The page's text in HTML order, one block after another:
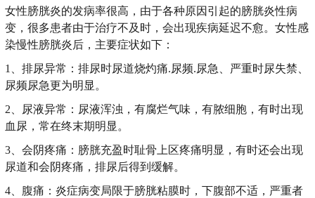
女性膀胱炎的发病率很高，由于各种原因引起的膀胱炎性病
变，很多患者由于治疗不及时，会出现疾病延迟不愈。女性感
染慢性膀胱炎后，主要症状如下：
1、排尿异常：排尿时尿道烧灼痛.尿频.尿急、严重时尿失禁、
尿频尿急更为明显。
2、尿液异常：尿液浑浊，有腐烂气味，有脓细胞，有时出现
血尿，常在终末期明显。
3、会阴疼痛：膀胱充盈时耻骨上区疼痛明显，有时还会出现
尿道和会阴疼痛，排尿后得到缓解。
4、腹痛：炎症病变局限于膀胱粘膜时，下腹部不适，严重者